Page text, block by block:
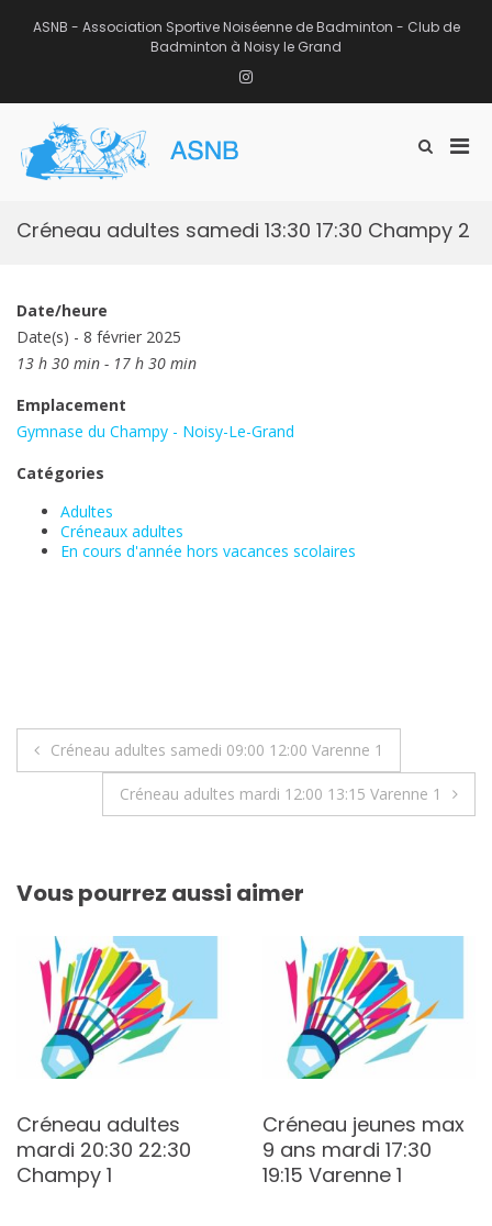
ASNB - Association Sportive Noiséenne de Badminton - Club de
Badminton à Noisy le Grand
Instagram
Afficher
recherche
Créneau adultes samedi 13:30 17:30 Champy 2
Date/heure
Date(s) - 8 février 2025
13 h 30 min - 17 h 30 min
Emplacement
Gymnase du Champy - Noisy-Le-Grand
Catégories
Adultes
Créneaux adultes
En cours d'année hors vacances scolaires
Navigation
Créneau adultes samedi 09:00 12:00 Varenne 1
Créneau adultes mardi 12:00 13:15 Varenne 1
Vous pourrez aussi aimer
Créneau adultes
mardi 20:30 22:30
Champy 1
Créneau jeunes max
9 ans mardi 17:30
19:15 Varenne 1